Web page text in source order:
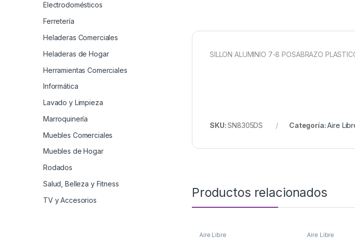
SILLON ALUMINIO 7-8 POSABRAZO
SKU:SN8305DS Categoría:Aire
Productos relacionados
Aire Libre Aire Libre
Electrodomésticos
Ferretería
Heladeras Comerciales
Heladeras de Hogar
Herramientas Comerciales
Informática
Lavado y Limpieza
Marroquinería
Muebles Comerciales
Muebles de Hogar
Rodados
Salud, Belleza y Fitness
TV y Accesorios